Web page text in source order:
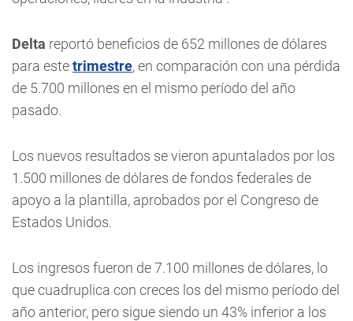
Delta reportó beneficios de 652 millones de dólares
para estetrimestre, en comparación con una pérdida
de 5.700 millones en el mismo período del año
pasado.
Los nuevos resultados se vieron apuntalados por los
1.500 millones de dólares de fondos federales de
apoyo a la plantilla, aprobados por el Congreso de
Estados Unidos.
Los ingresos fueron de 7.100 millones de dólares, lo
que cuadruplica con creces los del mismo período del
año anterior, pero sigue siendo un 43% inferior a los